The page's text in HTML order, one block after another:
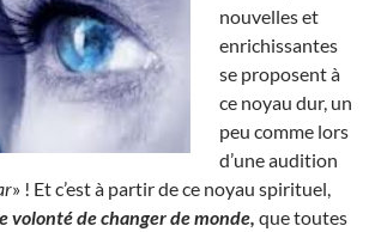
nouvelles et
enrichissantes
se proposent à
ce noyau dur, un
peu comme lors
d’une audition
» ! Et c’est à partir de ce noyau spirituel,
volonté de changer de monde, que toutes